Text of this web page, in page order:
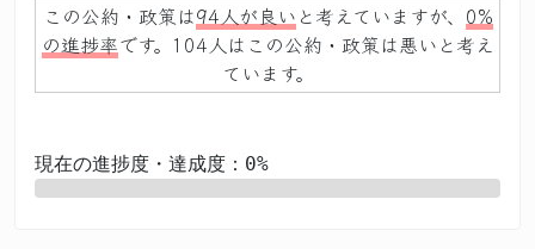
この公約・政策は94人が良い と考えていますが、 0%
の進捗率です。104人はこの公約・政策は悪いと考え
ています。
現在の進捗度・達成度：0%